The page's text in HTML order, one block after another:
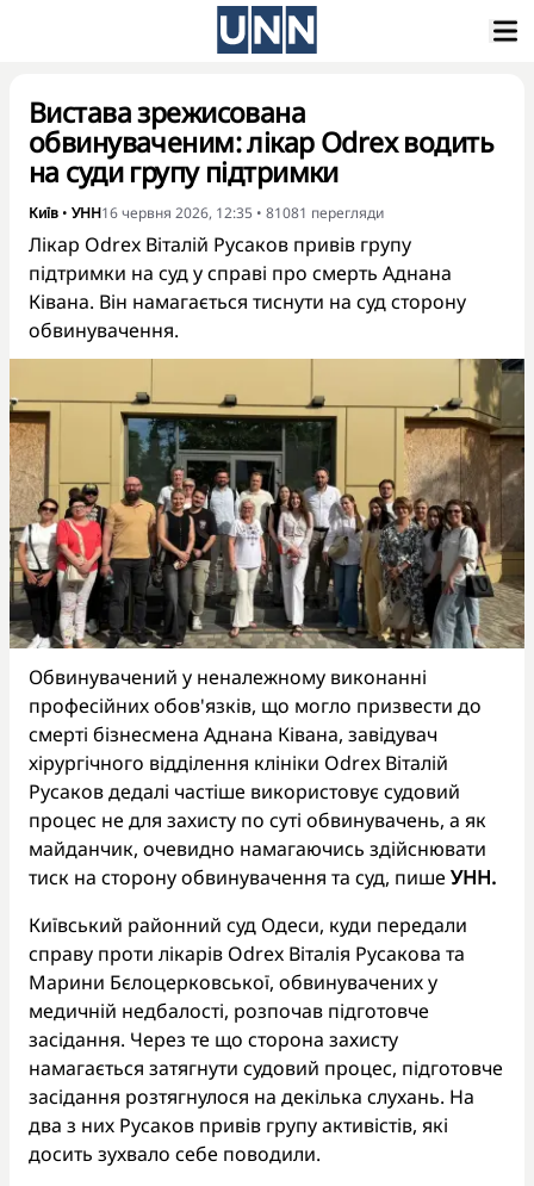
Вистава зрежисована
обвинуваченим: лікар Odrex водить
на суди групу підтримки
Київ • УНН16 червня 2026, 12:35 • 81081 перегляди
Лікар Odrex Віталій Русаков привів групу
підтримки на суд у справі про смерть Аднана
Ківана. Він намагається тиснути на суд сторону
обвинувачення.
Обвинувачений у неналежному виконанні
професійних обов'язків, що могло призвести до
смерті бізнесмена Аднана Ківана, завідувач
хірургічного відділення клініки Odrex Віталій
Русаков дедалі частіше використовує судовий
процес не для захисту по суті обвинувачень, а як
майданчик, очевидно намагаючись здійснювати
тиск на сторону обвинувачення та суд, пише УНН.
Київський районний суд Одеси, куди передали
справу проти лікарів Odrex Віталія Русакова та
Марини Бєлоцерковської, обвинувачених у
медичній недбалості, розпочав підготовче
засідання. Через те що сторона захисту
намагається затягнути судовий процес, підготовче
засідання розтягнулося на декілька слухань. На
два з них Русаков привів групу активістів, які
досить зухвало себе поводили.